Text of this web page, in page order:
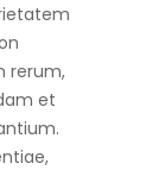
rerum,
et